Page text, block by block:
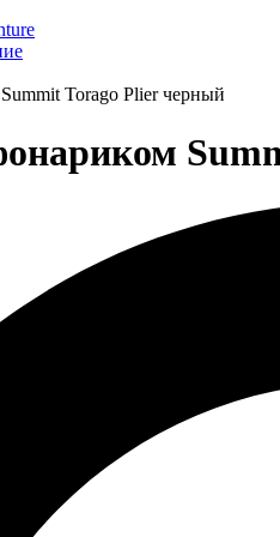
Torago Plier черный